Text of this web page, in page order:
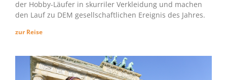
der Hobby-Läufer in skurriler Verkleidung und machen
den Lauf zu DEM gesellschaftlichen Ereignis des Jahres.
zur Reise